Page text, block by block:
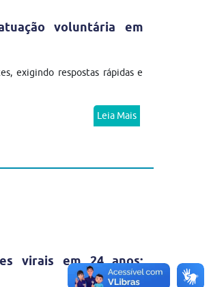
voluntária em
exigindo respostas rápidas e
Leia Mais
virais em 24 anos;